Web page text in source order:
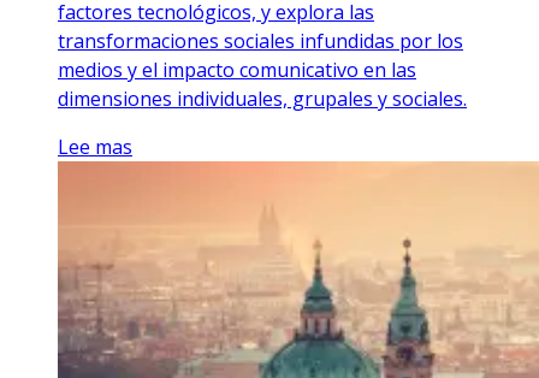
factores tecnológicos, y explora las
transformaciones sociales infundidas por los
medios y el impacto comunicativo en las
dimensiones individuales, grupales y sociales.
Lee mas